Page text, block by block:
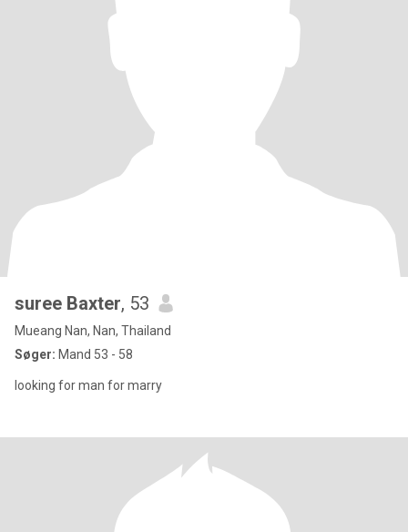
suree Baxter, 53
Mueang Nan, Nan, Thailand
Søger: Mand 53 - 58
looking for man for marry